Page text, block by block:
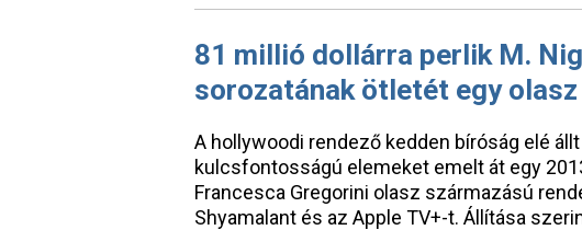
81 millió dollárra perlik M.
sorozatának ötletét egy
A hollywoodi rendező kedden bíróság elé
kulcsfontosságú elemeket emelt át egy
Francesca Gregorini olasz származású
Shyamalant és az Apple TV+-t. Állítása